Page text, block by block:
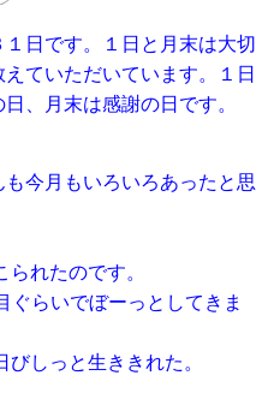
１日です。１日と月末は大切
えていただいています。１日
、月末は感謝の日です。
も今月もいろいろあったと思
れたのです。
ぐらいでぼーっとしてきま
しっと生ききれた。